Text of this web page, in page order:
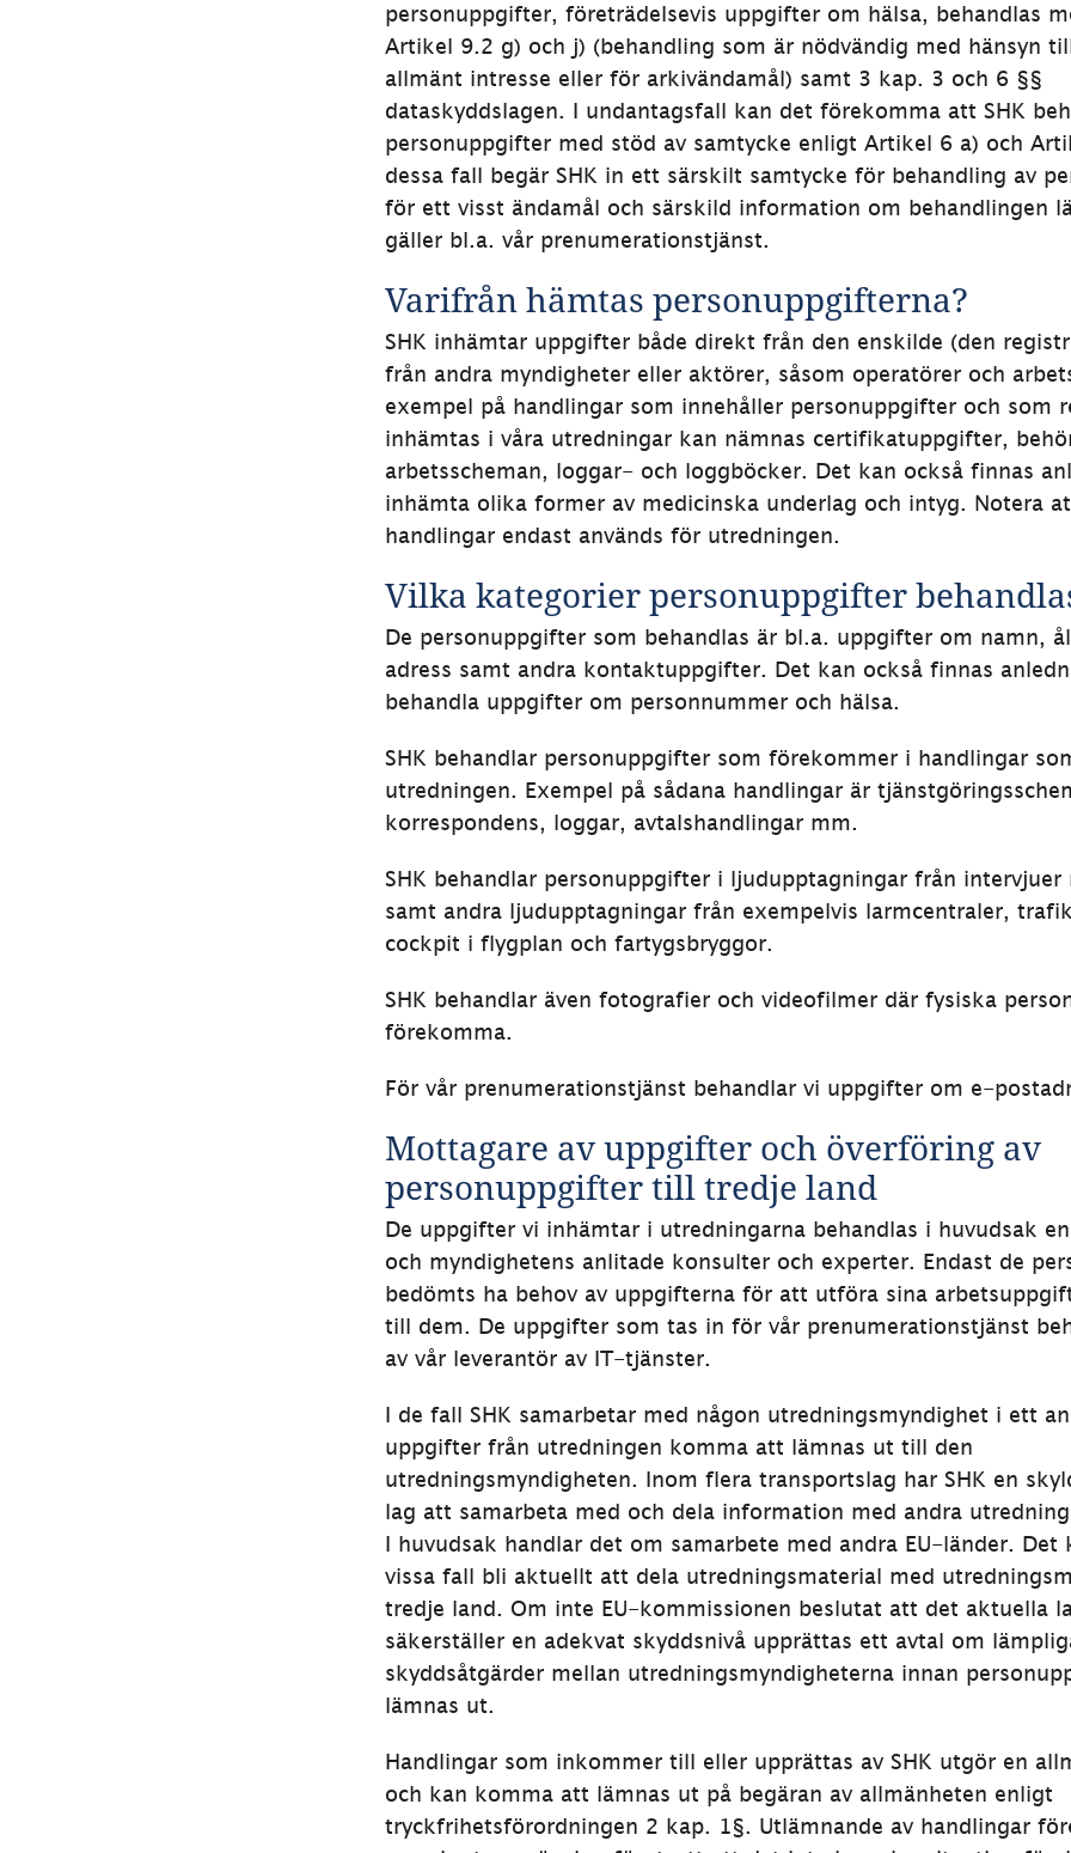
personuppgifter, företrädelsevis uppgifter om hälsa, behandlas
Artikel 9.2 g) och j) (behandling som är nödvändig med hänsyn
allmänt intresse eller för arkivändamål) samt 3 kap. 3 och 6 §§
dataskyddslagen. I undantagsfall kan det förekomma att SHK
personuppgifter med stöd av samtycke enligt Artikel 6 a) och
dessa fall begär SHK in ett särskilt samtycke för behandling av
för ett visst ändamål och särskild information om behandlingen
gäller bl.a. vår prenumerationstjänst.
Varifrån hämtas personuppgifterna?
SHK inhämtar uppgifter både direkt från den enskilde (den
från andra myndigheter eller aktörer, såsom operatörer och
exempel på handlingar som innehåller personuppgifter och som
inhämtas i våra utredningar kan nämnas certifikatuppgifter,
arbetsscheman, loggar- och loggböcker. Det kan också finnas
inhämta olika former av medicinska underlag och intyg. Notera
handlingar endast används för utredningen.
Vilka kategorier personuppgifter
De personuppgifter som behandlas är bl.a. uppgifter om namn,
adress samt andra kontaktuppgifter. Det kan också finnas
behandla uppgifter om personnummer och hälsa.
SHK behandlar personuppgifter som förekommer i handlingar
utredningen. Exempel på sådana handlingar är
korrespondens, loggar, avtalshandlingar mm.
SHK behandlar personuppgifter i ljudupptagningar från intervjuer
samt andra ljudupptagningar från exempelvis larmcentraler,
cockpit i flygplan och fartygsbryggor.
SHK behandlar även fotografier och videofilmer där fysiska
förekomma.
För vår prenumerationstjänst behandlar vi uppgifter om e-
Mottagare av uppgifter och överföring av
personuppgifter till tredje land
De uppgifter vi inhämtar i utredningarna behandlas i huvudsak
och myndighetens anlitade konsulter och experter. Endast de
bedömts ha behov av uppgifterna för att utföra sina
till dem. De uppgifter som tas in för vår prenumerationstjänst
av vår leverantör av IT-tjänster.
I de fall SHK samarbetar med någon utredningsmyndighet i ett
uppgifter från utredningen komma att lämnas ut till den
utredningsmyndigheten. Inom flera transportslag har SHK en
lag att samarbeta med och dela information med andra
I huvudsak handlar det om samarbete med andra EU-länder. Det
vissa fall bli aktuellt att dela utredningsmaterial med
tredje land. Om inte EU-kommissionen beslutat att det aktuella
säkerställer en adekvat skyddsnivå upprättas ett avtal om
skyddsåtgärder mellan utredningsmyndigheterna innan
lämnas ut.
Handlingar som inkommer till eller upprättas av SHK utgör en
och kan komma att lämnas ut på begäran av allmänheten enligt
tryckfrihetsförordningen 2 kap. 1§. Utlämnande av handlingar